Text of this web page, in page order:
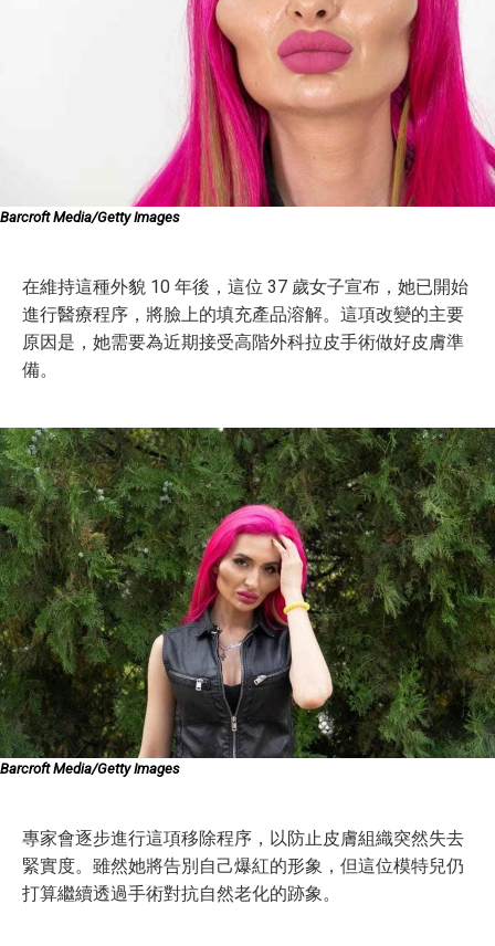
Barcroft Media/Getty Images
在維持這種外貌 10 年後，這位 37 歲女子宣布，她已開始
進行醫療程序，將臉上的填充產品溶解。這項改變的主要
原因是，她需要為近期接受高階外科拉皮手術做好皮膚準
備。
Barcroft Media/Getty Images
專家會逐步進行這項移除程序，以防止皮膚組織突然失去
緊實度。雖然她將告別自己爆紅的形象，但這位模特兒仍
打算繼續透過手術對抗自然老化的跡象。